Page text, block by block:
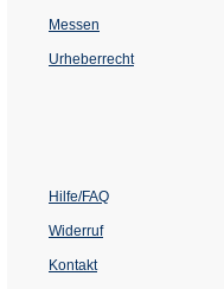
Messen
Urheberrecht
Hilfe/FAQ
Widerruf
Kontakt